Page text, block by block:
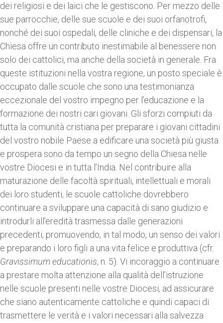
dei religiosi e dei laici che le gestiscono. Per mezzo delle
sue parrocchie, delle sue scuole e dei suoi orfanotrofi,
nonché dei suoi ospedali, delle cliniche e dei dispensari, la
Chiesa offre un contributo inestimabile al benessere non
solo dei cattolici, ma anche della società in generale. Fra
queste istituzioni nella vostra regione, un posto speciale è
occupato dalle scuole che sono una testimonianza
eccezionale del vostro impegno per l’educazione e la
formazione dei nostri cari giovani. Gli sforzi compiuti da
tutta la comunità cristiana per preparare i giovani cittadini
del vostro nobile Paese a edificare una società più giusta
e prospera sono da tempo un segno della Chiesa nelle
vostre Diocesi e in tutta l’India. Nel contribuire alla
maturazione delle facoltà spirituali, intellettuali e morali
dei loro studenti, le scuole cattoliche dovrebbero
continuare a sviluppare una capacità di sano giudizio e
introdurli all’eredità trasmessa dalle generazioni
precedenti, promuovendo, in tal modo, un senso dei valori
e preparando i loro figli a una vita felice e produttiva (cfr.
Gravissimum educationis, n. 5). Vi incoraggio a continuare
a prestare molta attenzione alla qualità dell’istruzione
nelle scuole presenti nelle vostre Diocesi, ad assicurare
che siano autenticamente cattoliche e quindi capaci di
trasmettere le verità e i valori necessari alla salvezza